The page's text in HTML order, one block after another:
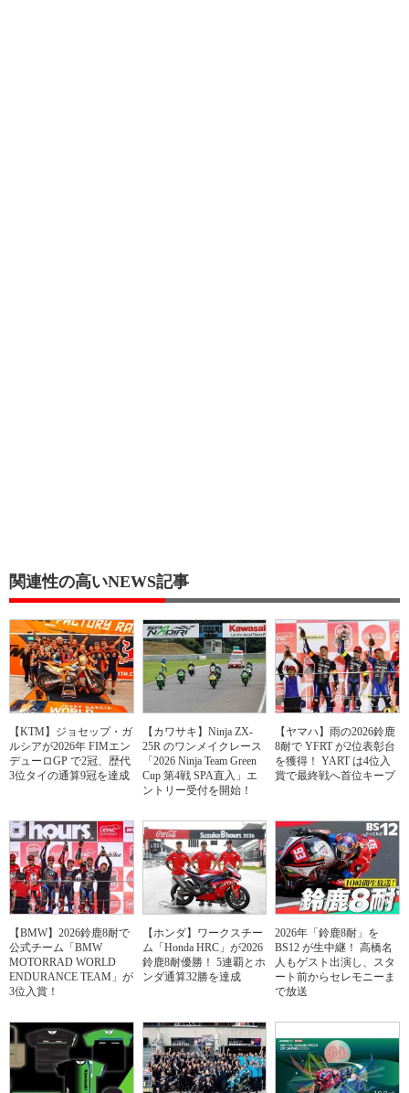
関連性の高いNEWS記事
【KTM】ジョセップ・ガ
ルシアが2026年 FIMエン
デューロGP で2冠、歴代
3位タイの通算9冠を達成
【カワサキ】Ninja ZX-
25R のワンメイクレース
「2026 Ninja Team Green
Cup 第4戦 SPA直入」エ
ントリー受付を開始！
【ヤマハ】雨の2026鈴鹿
8耐で YFRT が2位表彰台
を獲得！ YART は4位入
賞で最終戦へ首位キープ
【BMW】2026鈴鹿8耐で
公式チーム「BMW
MOTORRAD WORLD
ENDURANCE TEAM」が
3位入賞！
【ホンダ】ワークスチー
ム「Honda HRC」が2026
鈴鹿8耐優勝！ 5連覇とホ
ンダ通算32勝を達成
2026年「鈴鹿8耐」を
BS12 が生中継！ 高橋名
人もゲスト出演し、スタ
ート前からセレモニーま
で放送